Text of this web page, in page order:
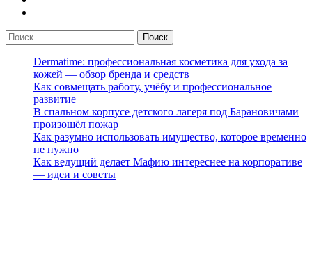
Dermatime: профессиональная косметика для ухода за
кожей — обзор бренда и средств
Как совмещать работу, учёбу и профессиональное
развитие
В спальном корпусе детского лагеря под Барановичами
произошёл пожар
Как разумно использовать имущество, которое временно
не нужно
Как ведущий делает Мафию интереснее на корпоративе
— идеи и советы